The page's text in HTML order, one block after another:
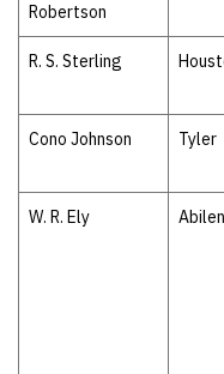
Robertson
R. S. Sterling
Cono Johnson Tyler
W. R. Ely